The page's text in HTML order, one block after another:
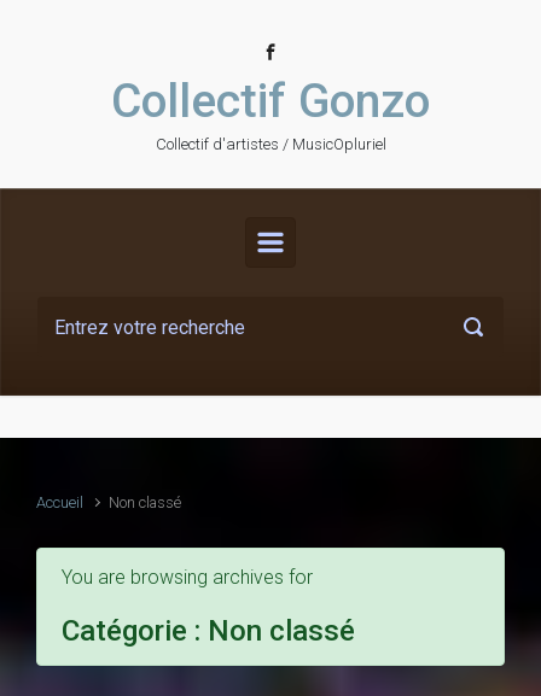
Collectif Gonzo
Collectif d'artistes / MusicOpluriel
Accueil Non classé
You are browsing archives for
Catégorie : Non classé